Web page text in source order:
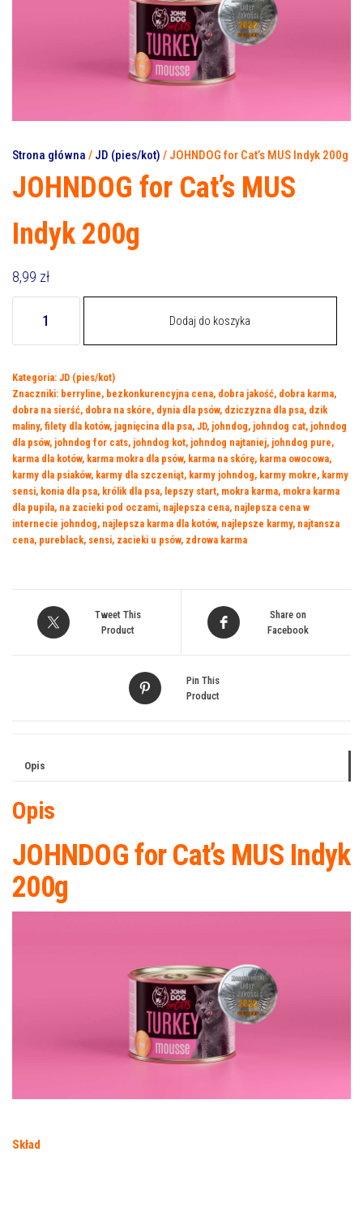
Strona główna / JD (pies/kot) / JOHNDOG for Cat’s MUS Indyk 200g
JOHNDOG for Cat’s MUS
Indyk 200g
8,99 zł
JOHNDOG
for
MUS
Indyk
200g
Dodaj do koszyka
Kategoria: JD (pies/kot)
Znaczniki: berryline, bezkonkurencyjna cena, dobra jakość, dobra karma,
dobra na sierść, dobra na skóre, dynia dla psów, dziczyzna dla psa, dzik
maliny, filety dla kotów, jagnięcina dla psa, JD, johndog, johndog cat, johndog
dla psów, johndog for cats, johndog kot, johndog najtaniej, johndog pure,
karma dla kotów, karma mokra dla psów, karma na skórę, karma owocowa,
karmy dla psiaków, karmy dla szczeniąt, karmy johndog, karmy mokre, karmy
sensi, konia dla psa, królik dla psa, lepszy start, mokra karma, mokra karma
dla pupila, na zacieki pod oczami, najlepsza cena, najlepsza cena w
internecie johndog, najlepsza karma dla kotów, najlepsze karmy, najtansza
cena, pureblack, sensi, zacieki u psów, zdrowa karma
Tweet This
Product
Share on
Facebook
Pin This
Product
Opis
Opis
JOHNDOG for Cat’s MUS Indyk
200g
Skład